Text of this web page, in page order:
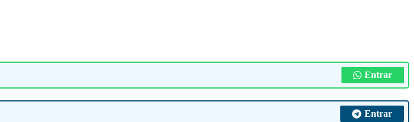
Entrar
Entrar